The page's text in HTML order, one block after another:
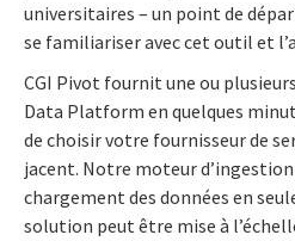
universitaires – un point de
se familiariser avec cet outil et
CGI Pivot fournit une ou
Data Platform en quelques
de choisir votre fournisseur de
jacent. Notre moteur d’ingestion
chargement des données en
solution peut être mise à